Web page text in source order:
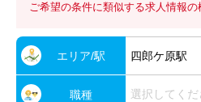
ご希望の条件に類似する求人情報の
エリア/駅 四郎ケ原駅
職種 選択してくだ